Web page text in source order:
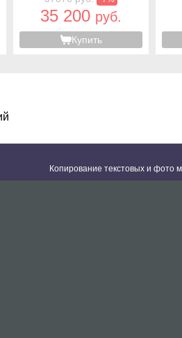
35 200 руб.
Купить
Копирование текстовых и фото